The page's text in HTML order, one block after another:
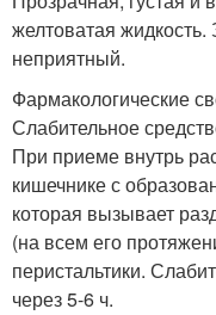
желтоватая
неприятный.
Фармакологические
Слабительное
При приеме внутрь
кишечнике с
которая вызывает
(на всем его
перистальтики.
через 5-6 ч.